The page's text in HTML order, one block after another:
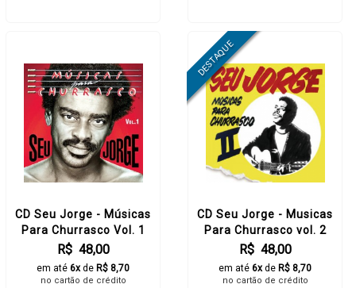
CD Seu Jorge - Músicas
Para Churrasco Vol. 1
R$ 48,00
em até 6xde R$ 8,70
no cartão de crédito
CD Seu Jorge - Musicas
Para Churrasco vol. 2
R$ 48,00
em até 6xde R$ 8,70
no cartão de crédito